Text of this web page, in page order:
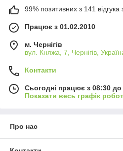
99% позитивних з 141 відгука
Працює з 01.02.2010
м. Чернігів
вул. Княжа, 7, Чернігів,
Контакти
Сьогодні працює з 08:30 до
Показати весь графік
Про нас